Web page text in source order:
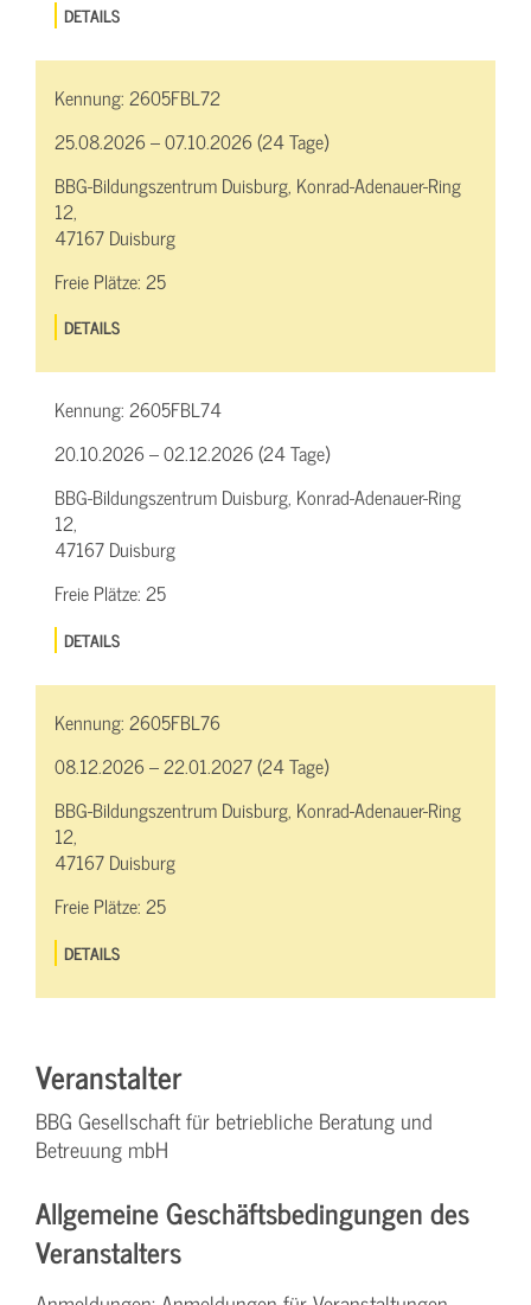
DETAILS
Kennung:2605FBL72
25.08.2026 – 07.10.2026 (24 Tage)
BBG-Bildungszentrum Duisburg, Konrad-Adenauer-Ring
12,
47167 Duisburg
Freie Plätze:25
DETAILS
Kennung:2605FBL74
20.10.2026 – 02.12.2026 (24 Tage)
BBG-Bildungszentrum Duisburg, Konrad-Adenauer-Ring
12,
47167 Duisburg
Freie Plätze:25
DETAILS
Kennung:2605FBL76
08.12.2026 – 22.01.2027 (24 Tage)
BBG-Bildungszentrum Duisburg, Konrad-Adenauer-Ring
12,
47167 Duisburg
Freie Plätze:25
DETAILS
Veranstalter
BBG Gesellschaft für betriebliche Beratung und
Betreuung mbH
Allgemeine Geschäftsbedingungen des
Veranstalters